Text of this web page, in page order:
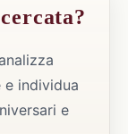
individua
e